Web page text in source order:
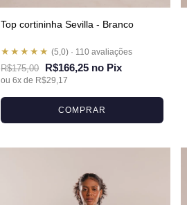
Top cortininha Sevilla - Branco
★★★★★ (5,0) · 110 avaliações
R$175,00 R$166,25 no Pix
ou 6x de R$29,17
COMPRAR